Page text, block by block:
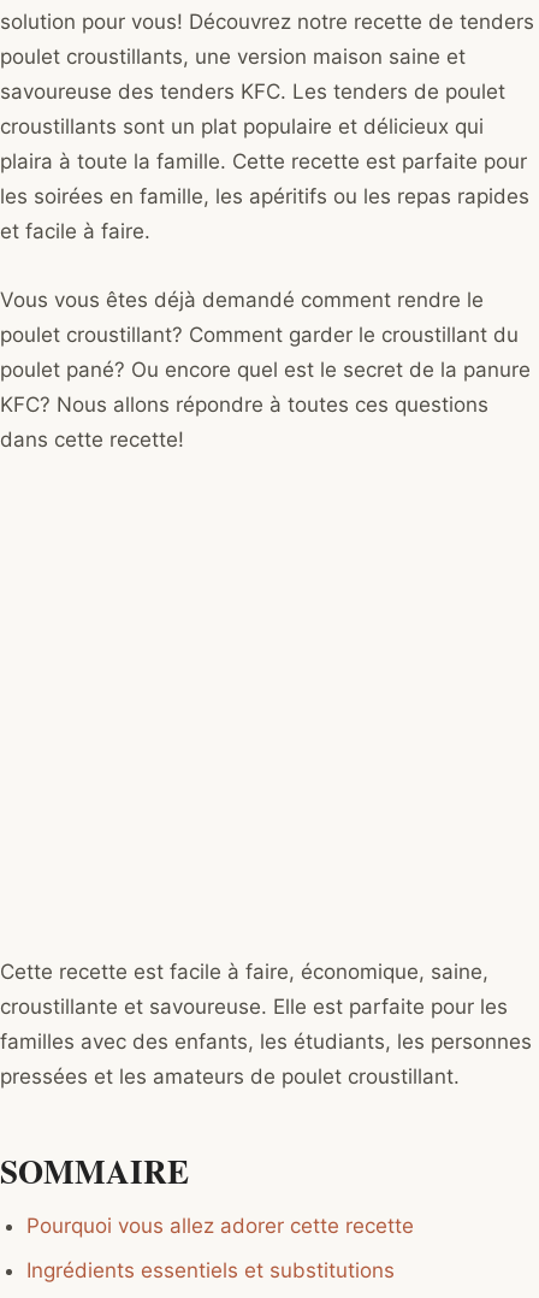
solution pour vous! Découvrez notre recette de tenders
poulet croustillants, une version maison saine et
savoureuse des tenders KFC. Les tenders de poulet
croustillants sont un plat populaire et délicieux qui
plaira à toute la famille. Cette recette est parfaite pour
les soirées en famille, les apéritifs ou les repas rapides
et facile à faire.
Vous vous êtes déjà demandé comment rendre le
poulet croustillant? Comment garder le croustillant du
poulet pané? Ou encore quel est le secret de la panure
KFC? Nous allons répondre à toutes ces questions
dans cette recette!
Cette recette est facile à faire, économique, saine,
croustillante et savoureuse. Elle est parfaite pour les
familles avec des enfants, les étudiants, les personnes
pressées et les amateurs de poulet croustillant.
SOMMAIRE
Pourquoi vous allez adorer cette recette
Ingrédients essentiels et substitutions